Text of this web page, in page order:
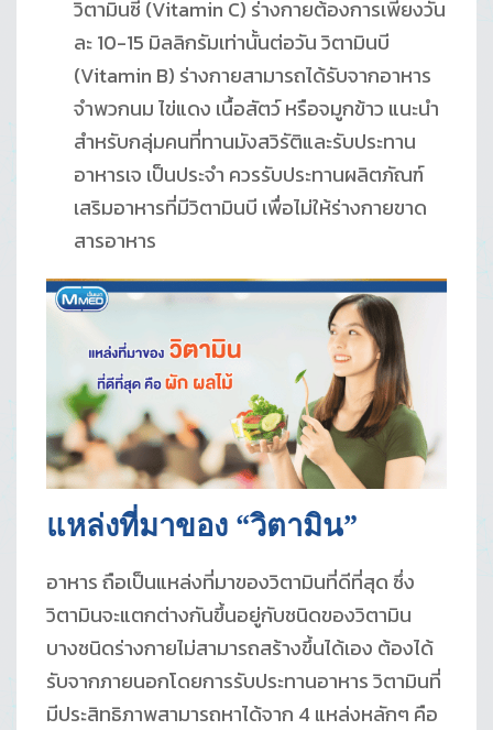
วิตามินซี (Vitamin C) ร่างกายต้องการเพียงวัน
ละ 10-15 มิลลิกรัมเท่านั้นต่อวัน วิตามินบี
(Vitamin B) ร่างกายสามารถได้รับจากอาหาร
จำพวกนม ไข่แดง เนื้อสัตว์ หรือจมูกข้าว แนะนำ
สำหรับกลุ่มคนที่ทานมังสวิรัติและรับประทาน
อาหารเจ เป็นประจำ ควรรับประทานผลิตภัณฑ์
เสริมอาหารที่มีวิตามินบี เพื่อไม่ให้ร่างกายขาด
สารอาหาร
แหล่งที่มาของ “วิตามิน”
อาหาร ถือเป็นแหล่งที่มาของวิตามินที่ดีที่สุด ซึ่ง
วิตามินจะแตกต่างกันขึ้นอยู่กับชนิดของวิตามิน
บางชนิดร่างกายไม่สามารถสร้างขึ้นได้เอง ต้องได้
รับจากภายนอกโดยการรับประทานอาหาร วิตามินที่
มีประสิทธิภาพสามารถหาได้จาก 4 แหล่งหลักๆ คือ